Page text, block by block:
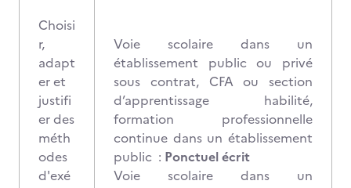
Choisi
r,
adapt
er et
justifi
er des
méth
odes
d'exé
Voie scolaire dans un
établissement public ou privé
sous contrat, CFA ou section
d’apprentissage habilité,
formation professionnelle
continue dans un établissement
public : Ponctuel écrit
Voie scolaire dans un